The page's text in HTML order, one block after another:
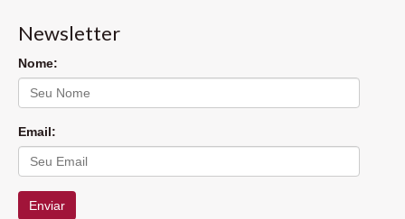
Newsletter
Nome:
Email:
Enviar